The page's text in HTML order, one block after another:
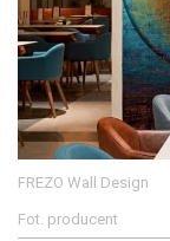
FREZO Wall Design
Fot. producent